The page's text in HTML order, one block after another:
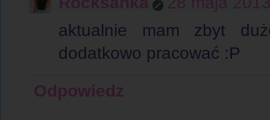
aktualnie mam zbyt
dodatkowo pracować :P
Odpowiedz